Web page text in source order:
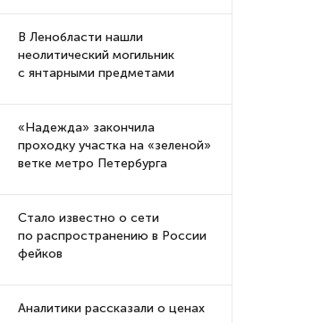
В Ленобласти нашли
неолитический могильник
с янтарными предметами
«Надежда» закончила
проходку участка на «зеленой»
ветке метро Петербурга
Стало известно о сети
по распространению в России
фейков
Аналитики рассказали о ценах